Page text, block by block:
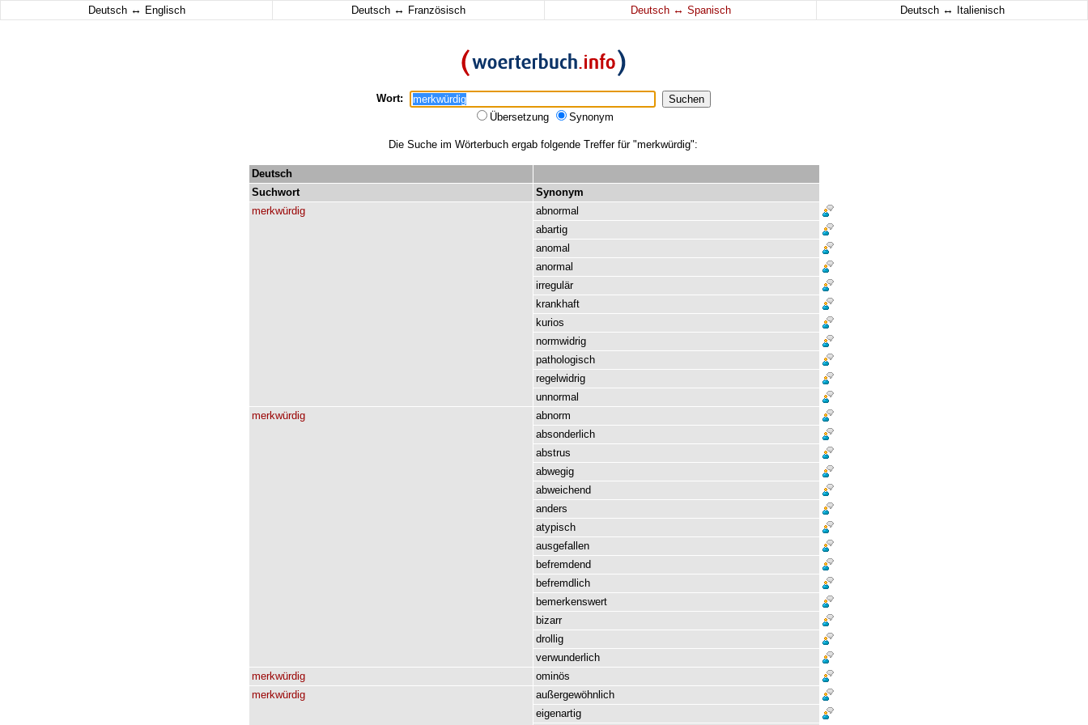
Deutsch ↔ Englisch Deutsch ↔ Französisch Deutsch ↔ Spanisch Deutsch ↔ Italienisch
Wort:
Übersetzung
Synonym
Die Suche im Wörterbuch ergab folgende Treffer für "merkwürdig":
Deutsch
Suchwort
Synonym
merkwürdig
abnormal
abartig
anomal
anormal
irregulär
krankhaft
kurios
normwidrig
pathologisch
regelwidrig
unnormal
merkwürdig
abnorm
absonderlich
abstrus
abwegig
abweichend
anders
atypisch
ausgefallen
befremdend
befremdlich
bemerkenswert
bizarr
drollig
verwunderlich
merkwürdig
ominös
merkwürdig
außergewöhnlich
eigenartig